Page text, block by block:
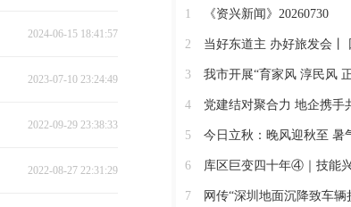
2024-06-15 18:41:57
2023-07-10 23:24:49
2022-09-29 23:38:33
2022-08-27 22:31:29
1 《资兴新闻》20260730
2 当好东道主 办好旅发会丨 回龙山景区：晚
3 我市开展“育家风 淳民风 正社风”
4 党建结对聚合力 地企携手
5 今日立秋：晚风迎秋至 暑
6 库区巨变四十年④｜技能兴业 —库区
7 网传“深圳地面沉降致车辆损坏”不